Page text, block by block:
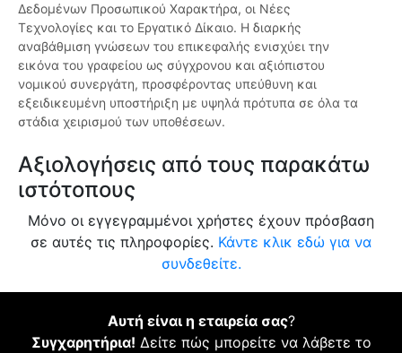
Δεδομένων Προσωπικού Χαρακτήρα, οι Νέες
Τεχνολογίες και το Εργατικό Δίκαιο. Η διαρκής
αναβάθμιση γνώσεων του επικεφαλής ενισχύει την
εικόνα του γραφείου ως σύγχρονου και αξιόπιστου
νομικού συνεργάτη, προσφέροντας υπεύθυνη και
εξειδικευμένη υποστήριξη με υψηλά πρότυπα σε όλα τα
στάδια χειρισμού των υποθέσεων.
Αξιολογήσεις από τους παρακάτω
ιστότοπους
Μόνο οι εγγεγραμμένοι χρήστες έχουν πρόσβαση
σε αυτές τις πληροφορίες. Κάντε κλικ εδώ για να
συνδεθείτε.
Αυτή είναι η εταιρεία σας?
Συγχαρητήρια! Δείτε πώς μπορείτε να λάβετε το